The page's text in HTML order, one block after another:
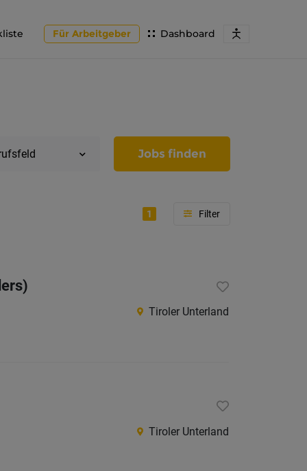
Dashboard
Für Arbeitgeber
Jobs finden
1
Tiroler Unterland
Tiroler Unterland